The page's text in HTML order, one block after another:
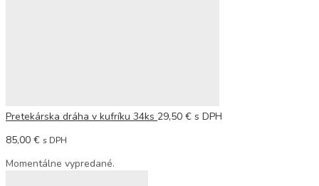
Pretekárska dráha v kufríku 34ks 29,50 € s DPH
85,00 € s DPH
Momentálne vypredané.